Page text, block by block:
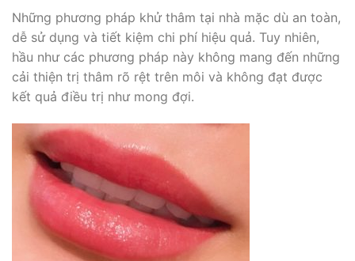
Những phương pháp khử thâm tại nhà mặc dù an toàn,
dễ sử dụng và tiết kiệm chi phí hiệu quả. Tuy nhiên,
hầu như các phương pháp này không mang đến những
cải thiện trị thâm rõ rệt trên môi và không đạt được
kết quả điều trị như mong đợi.